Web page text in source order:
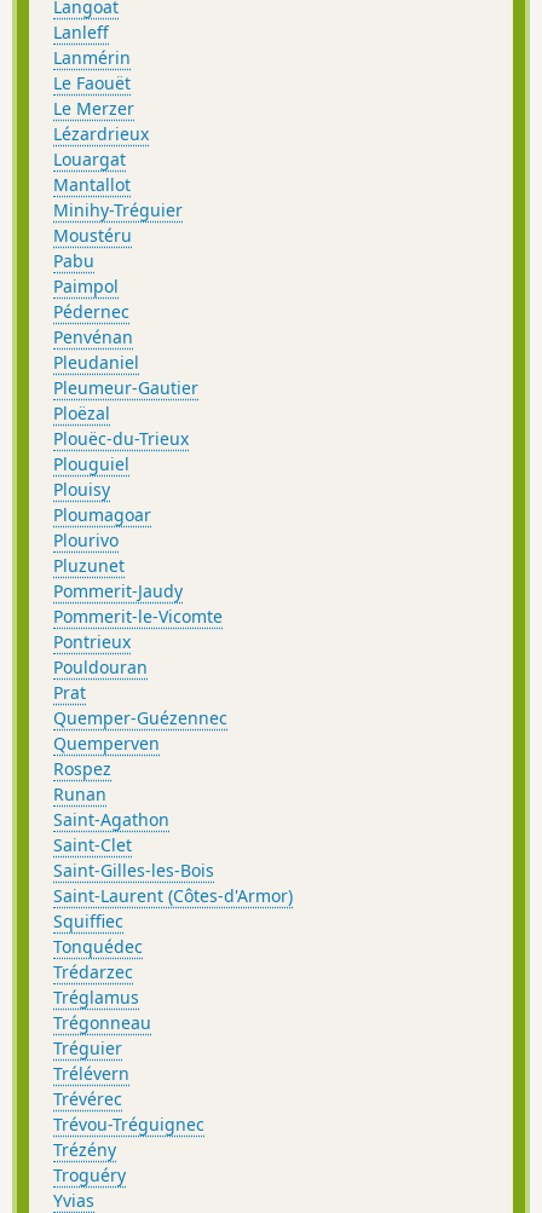
Langoat
Lanleff
Lanmérin
Le Faouët
Le Merzer
Lézardrieux
Louargat
Mantallot
Minihy-Tréguier
Moustéru
Pabu
Paimpol
Pédernec
Penvénan
Pleudaniel
Pleumeur-Gautier
Ploëzal
Plouëc-du-Trieux
Plouguiel
Plouisy
Ploumagoar
Plourivo
Pluzunet
Pommerit-Jaudy
Pommerit-le-Vicomte
Pontrieux
Pouldouran
Prat
Quemper-Guézennec
Quemperven
Rospez
Runan
Saint-Agathon
Saint-Clet
Saint-Gilles-les-Bois
Saint-Laurent (Côtes-d'Armor)
Squiffiec
Tonquédec
Trédarzec
Tréglamus
Trégonneau
Tréguier
Trélévern
Trévérec
Trévou-Tréguignec
Trézény
Troguéry
Yvias